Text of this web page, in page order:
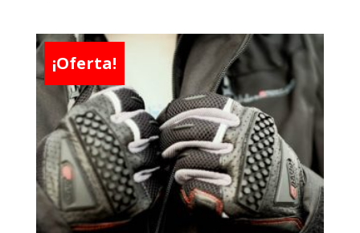
era:
20,62 €.
es:
¡Oferta!